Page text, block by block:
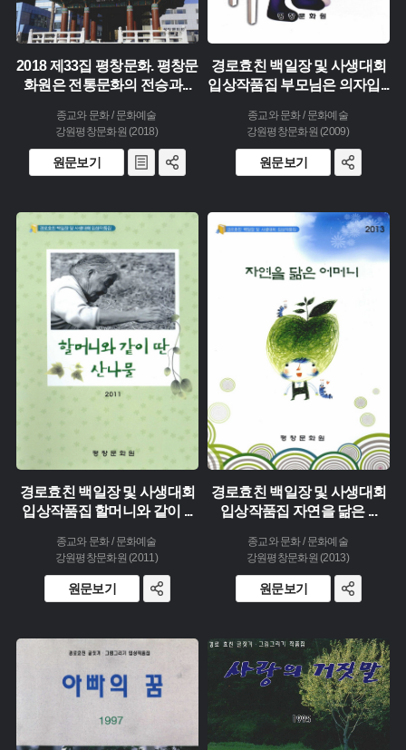
2018 제33집 평창문화. 평창문
화원은 전통문화의 전승과...
종교와 문화 / 문화예술
강원평창문화원 (2018)
원문보기
경로효친 백일장 및 사생대회
입상작품집 부모님은 의자입...
종교와 문화 / 문화예술
강원평창문화원 (2009)
원문보기
주제 :
유형 :
생산 :
경로효친 백일장 및 사생대회
입상작품집 할머니와 같이 ...
종교와 문화 / 문화예술
강원평창문화원 (2011)
원문보기
경로효친 백일장 및 사생대회
입상작품집 자연을 닮은 ...
종교와 문화 / 문화예술
강원평창문화원 (2013)
원문보기
생산 :
생산 :